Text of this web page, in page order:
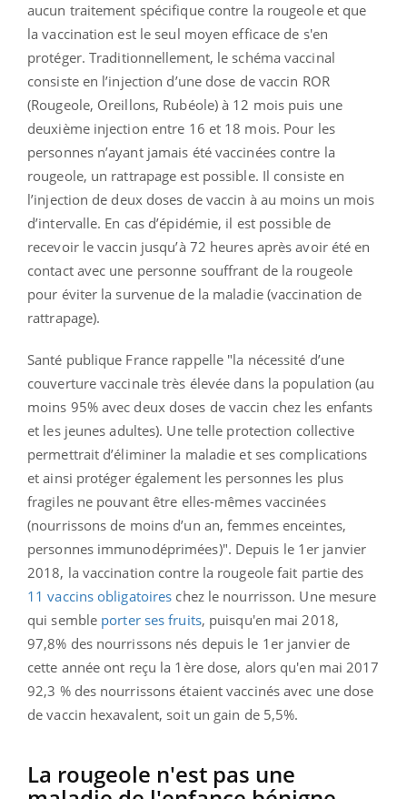
aucun traitement spécifique contre la rougeole et que
la vaccination est le seul moyen efficace de s'en
protéger. Traditionnellement, le schéma vaccinal
consiste en l’injection d’une dose de vaccin ROR
(Rougeole, Oreillons, Rubéole) à 12 mois puis une
deuxième injection entre 16 et 18 mois. Pour les
personnes n’ayant jamais été vaccinées contre la
rougeole, un rattrapage est possible. Il consiste en
l’injection de deux doses de vaccin à au moins un mois
d’intervalle. En cas d’épidémie, il est possible de
recevoir le vaccin jusqu’à 72 heures après avoir été en
contact avec une personne souffrant de la rougeole
pour éviter la survenue de la maladie (vaccination de
rattrapage).
Santé publique France rappelle "la nécessité d’une
couverture vaccinale très élevée dans la population (au
moins 95% avec deux doses de vaccin chez les enfants
et les jeunes adultes). Une telle protection collective
permettrait d’éliminer la maladie et ses complications
et ainsi protéger également les personnes les plus
fragiles ne pouvant être elles-mêmes vaccinées
(nourrissons de moins d’un an, femmes enceintes,
personnes immunodéprimées)". Depuis le 1 er janvier
2018, la vaccination contre la rougeole fait partie des
11 vaccins obligatoires chez le nourrisson. Une mesure
qui semble porter ses fruits, puisqu'en mai 2018,
97,8% des nourrissons nés depuis le 1er janvier de
cette année ont reçu la 1ère dose, alors qu'en mai 2017
92,3 % des nourrissons étaient vaccinés avec une dose
de vaccin hexavalent, soit un gain de 5,5%.
La rougeole n'est pas une